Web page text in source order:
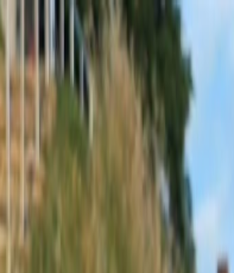
Sobota, 8. augusta 2026 Meniny má Oskar